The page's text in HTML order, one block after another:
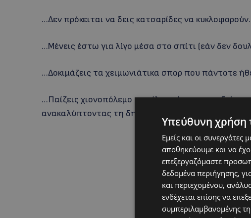
…Δεν πρόκειται να δεις κατσαρίδες να
…Μένεις έστω για λίγο μέσα στο σπίτι (εάν δεν
…Δοκιμάζεις τα χειμωνιάτικα σπορ που πάντοτε
…Παίζεις χιονοπόλεμο με φίλους ή με τα παιδιά
ανακαλύπτοντας τη δημιουργικότητα σου
Υπεύθυνη χρήση
Εμείς και οι συνεργάτες
αποθηκεύουμε και να
επεξεργαζόμαστε
δεδομένα περιήγησης,
και περιεχομένου,
ενδέχεται επίσης να
συμπεριλαμβανομένης